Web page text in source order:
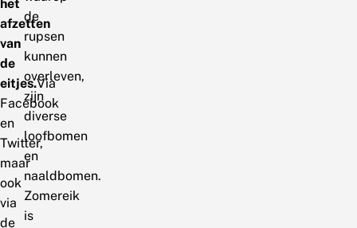
het
afzetten
van
de
eitjes.Via
Facebook
en
Twitter,
maar
ook
via
de
de
rupsen
kunnen
overleven,
zijn
diverse
loofbomen
en
naaldbomen.
Zomereik
is